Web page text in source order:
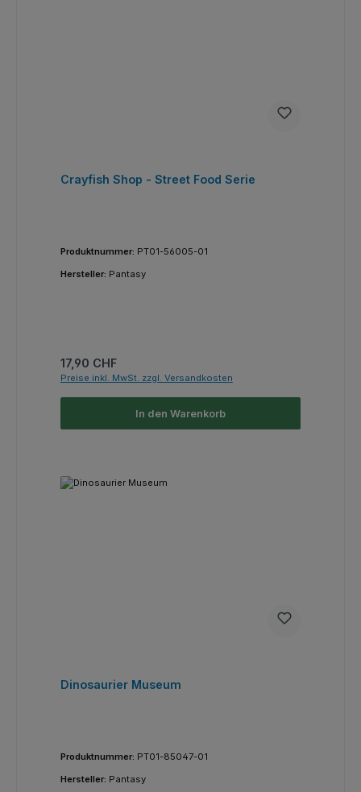
Crayfish Shop - Street Food Serie
Produktnummer: PT01-56005-01
Hersteller: Pantasy
Regulärer Preis:
17,90 CHF
Preise inkl. MwSt. zzgl. Versandkosten
In den Warenkorb
Dinosaurier Museum
Produktnummer: PT01-85047-01
Hersteller: Pantasy